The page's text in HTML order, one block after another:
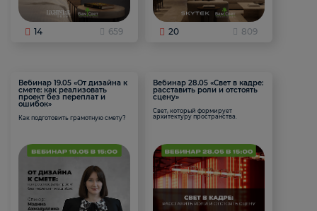
14 659 20 809
Вебинар 19.05 «От дизайна к
смете: как реализовать
проект без переплат и
ошибок»
Как подготовить грамотную смету?
Вебинар 28.05 «Свет в кадре:
расставить роли и отстоять
сцену»
Свет, который формирует
архитектуру пространства.